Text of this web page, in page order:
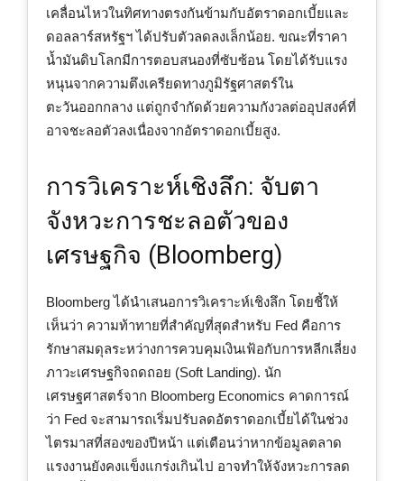
เคลื่อนไหวในทิศทางตรงกันข้ามกับอัตราดอกเบี้ยและ
ดอลลาร์สหรัฐฯ ได้ปรับตัวลดลงเล็กน้อย. ขณะที่ราคา
น้ำมันดิบโลกมีการตอบสนองที่ซับซ้อน โดยได้รับแรง
หนุนจากความตึงเครียดทางภูมิรัฐศาสตร์ใน
ตะวันออกกลาง แต่ถูกจำกัดด้วยความกังวลต่ออุปสงค์ที่
อาจชะลอตัวลงเนื่องจากอัตราดอกเบี้ยสูง.
การวิเคราะห์เชิงลึก: จับตา
จังหวะการชะลอตัวของ
เศรษฐกิจ (Bloomberg)
Bloomberg ได้นำเสนอการวิเคราะห์เชิงลึก โดยชี้ให้
เห็นว่า ความท้าทายที่สำคัญที่สุดสำหรับ Fed คือการ
รักษาสมดุลระหว่างการควบคุมเงินเฟ้อกับการหลีกเลี่ยง
ภาวะเศรษฐกิจถดถอย (Soft Landing). นัก
เศรษฐศาสตร์จาก Bloomberg Economics คาดการณ์
ว่า Fed จะสามารถเริ่มปรับลดอัตราดอกเบี้ยได้ในช่วง
ไตรมาสที่สองของปีหน้า แต่เตือนว่าหากข้อมูลตลาด
แรงงานยังคงแข็งแกร่งเกินไป อาจทำให้จังหวะการลด